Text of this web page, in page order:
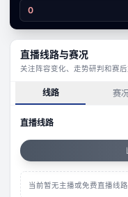
0
直播线路与赛况
关注阵容变化、走势研判和赛后
线路 赛
直播线路
当前暂无主播或免费直播线